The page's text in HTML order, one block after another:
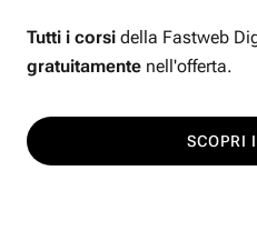
Tutti i corsi della Fastweb
gratuitamente nell'offerta.
SCOPRI